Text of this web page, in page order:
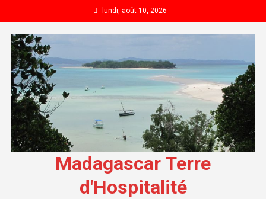
lundi, août 10, 2026
Madagascar Terre
d'Hospitalité